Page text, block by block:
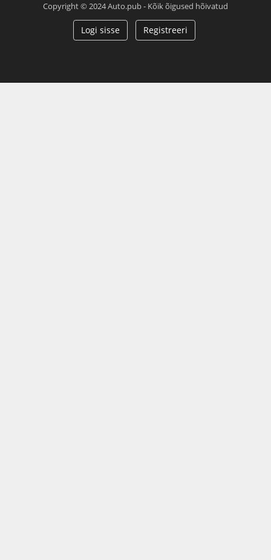
Copyright © 2024 Auto.pub - Kõik õigused hõivatud
Logi sisse Registreeri